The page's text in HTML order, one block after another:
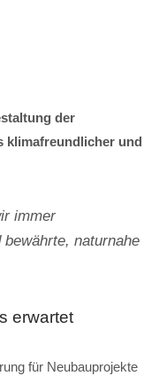
der
klimafreundlicher und
immer
naturnahe
erwartet
für Neubauprojekte